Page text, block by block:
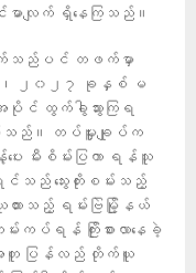
မာလျက် ရှိနေကြသည်။
ချက်သည်ပင် တဖက်မှာ
၆၊ ၂၀၂၇ ခုနှစ် မ
င် ထွက်ခွါသွားကြရ
စ်သည်။ တပ်မှူးချုပ်က
း မီးစိမ်းပြကာ ရန်သူ
မရှင်သည် သွေးတိုးစမ်းသည့်
ားသည့် ရမ်းဗြဲမြို့နယ်
ရန် ကြိုးစားလာနေခဲ့
င့်အတူ ပြန်လည် တိုက်ယူ